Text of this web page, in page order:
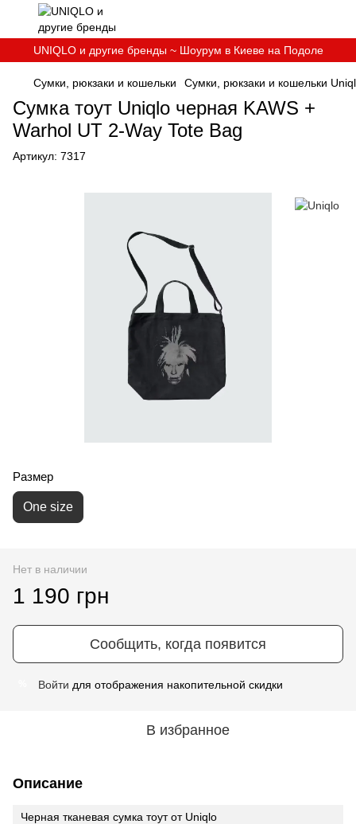
UNIQLO и другие бренды ~ Шоурум в Киеве на Подоле
Сумки, рюкзаки и кошельки Сумки, рюкзаки и кошельки
Сумка тоут Uniqlo черная KAWS +
Warhol UT 2-Way Tote Bag
Артикул: 7317
Размер
One size
Нет в наличии
1 190 грн
Сообщить, когда появится
Войти для отображения накопительной скидки
В избранное
Описание
Черная тканевая сумка тоут от Uniqlo